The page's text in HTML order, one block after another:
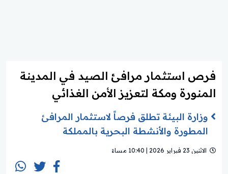
فرص استثمار مرافئ الصيد في المدينة
المنورة ومكة لتعزيز الأمن الغذائي
وزارة البيئة تطلق فرصاً لاستثمار المرافئ
المطورة والأنشطة البحرية بالمملكة
الاثنين 23 فبراير 2026 | 10:40 مساءً